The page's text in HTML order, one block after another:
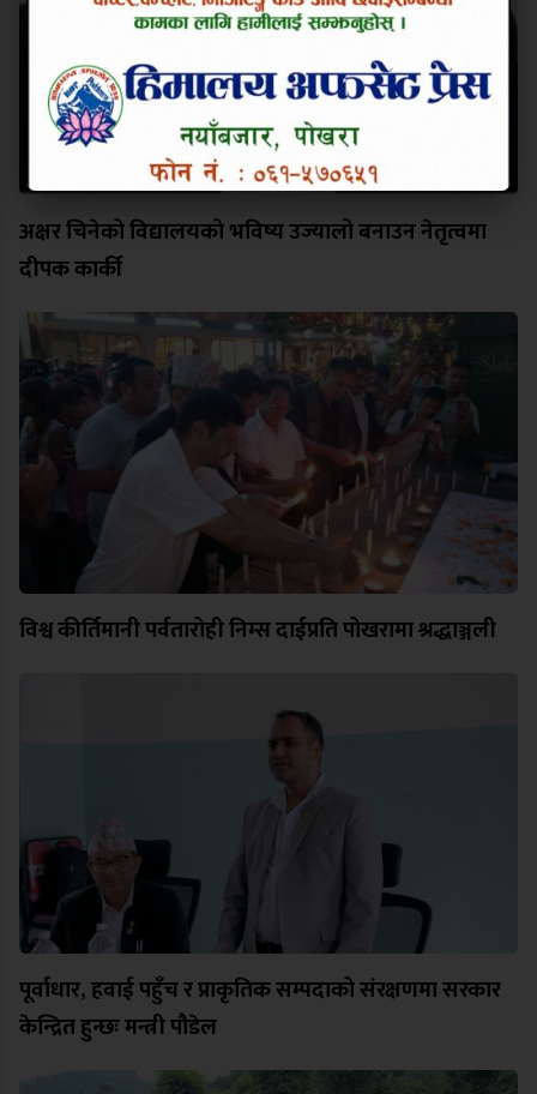
अक्षर चिनेको विद्यालयको भविष्य उज्यालो बनाउन नेतृत्वमा
दीपक कार्की
विश्व कीर्तिमानी पर्वतारोही निम्स दाईप्रति पोखरामा श्रद्धाञ्जली
पूर्वाधार, हवाई पहुँच र प्राकृतिक सम्पदाको संरक्षणमा सरकार
केन्द्रित हुन्छः मन्त्री पौडेल